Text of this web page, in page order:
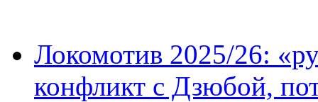
Локомотив 2025/26:
конфликт с Дзюбой,